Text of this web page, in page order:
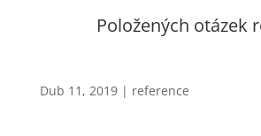
Položených otázek
Dub 11, 2019| reference